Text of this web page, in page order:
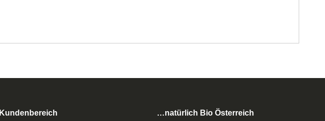
Kundenbereich …natürlich Bio Österreich